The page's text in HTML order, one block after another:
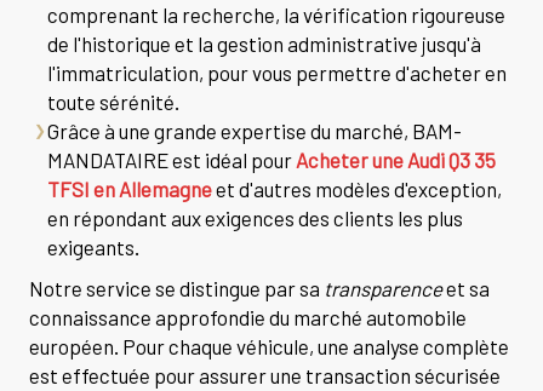
comprenant la recherche, la vérification rigoureuse
de l'historique et la gestion administrative jusqu'à
l'immatriculation, pour vous permettre d'acheter en
toute sérénité.
Grâce à une grande expertise du marché, BAM-
MANDATAIRE est idéal pour Acheter une Audi Q3 35
TFSI en Allemagneet d'autres modèles d'exception,
en répondant aux exigences des clients les plus
exigeants.
Notre service se distingue par sa transparenceet sa
connaissance approfondie du marché automobile
européen. Pour chaque véhicule, une analyse complète
est effectuée pour assurer une transaction sécurisée